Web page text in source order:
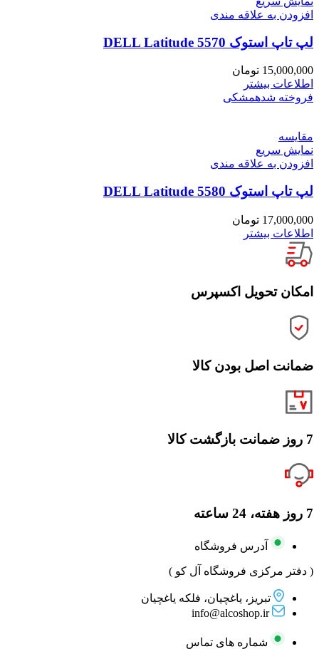
افزودن به علاقه مندی
لپ تاپ استوک DELL Latitude 5570
15,000,000 تومان
اطلاعات بیشتر
فروخته شدهمشکی
مقايسه
نمایش سریع
افزودن به علاقه مندی
لپ تاپ استوک DELL Latitude 5580
17,000,000 تومان
اطلاعات بیشتر
امکان تحویل اکسپرس
ضمانت اصل بودن کالا
7 روز ضمانت بازگشت کالا
7 روز هفته، 24 ساعته
آدرس فروشگاه
( دفتر مرکزی فروشگاه آل کو )
تبریز، یاغچیان، فلکه یاغچیان
info@alcoshop.ir
شماره های تماس